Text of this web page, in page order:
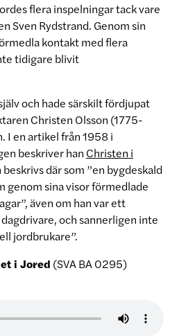
flera inspelningar tack vare
Sven Rydstrand. Genom sin
kontakt med flera
tidigare blivit
och hade särskilt fördjupat
Christen Olsson (1775-
I en artikel från 1958 i
beskriver han Christen i
där som ”en bygdeskald
genom sina visor förmedlade
även om han var ett
och sannerligen inte
jordbrukare”.
i Jored (SVA BA 0295)